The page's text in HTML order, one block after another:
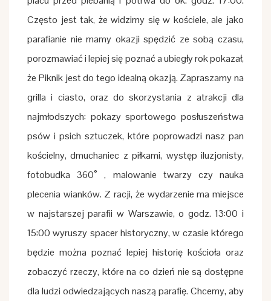
Często jest tak, że widzimy się w kościele, ale jako
parafianie nie mamy okazji spędzić ze sobą czasu,
porozmawiać i lepiej się poznać a ubiegły rok pokazał,
że Piknik jest do tego idealną okazją. Zapraszamy na
grilla i ciasto, oraz do skorzystania z atrakcji dla
najmłodszych: pokazy sportowego posłuszeństwa
psów i psich sztuczek, które poprowadzi nasz pan
kościelny, dmuchaniec z piłkami, występ iluzjonisty,
fotobudka 360˚ , malowanie twarzy czy nauka
plecenia wianków. Z racji, że wydarzenie ma miejsce
w najstarszej parafii w Warszawie, o godz. 13:00 i
15:00 wyruszy spacer historyczny, w czasie którego
będzie można poznać lepiej historię kościoła oraz
zobaczyć rzeczy, które na co dzień nie są dostępne
dla ludzi odwiedzających naszą parafię. Chcemy, aby